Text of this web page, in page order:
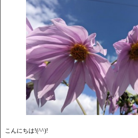
こんにちは!(^^)!